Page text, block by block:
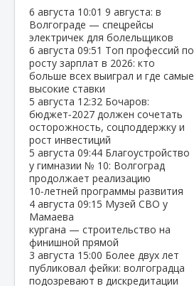
6 августа 10:01 9 августа: в
Волгограде — спецрейсы
электричек для болельщиков
6 августа 09:51 Топ профессий по
росту зарплат в 2026: кто
больше всех выиграл и где самые
высокие ставки
5 августа 12:32 Бочаров:
бюджет‑2027 должен сочетать
осторожность, соцподдержку и
рост инвестиций
5 августа 09:44 Благоустройство
у гимназии № 10: Волгоград
продолжает реализацию
10‑летней программы развития
4 августа 09:15 Музей СВО у
Мамаева
кургана — строительство на
финишной прямой
3 августа 15:00 Более двух лет
публиковал фейки: волгоградца
подозревают в дискредитации